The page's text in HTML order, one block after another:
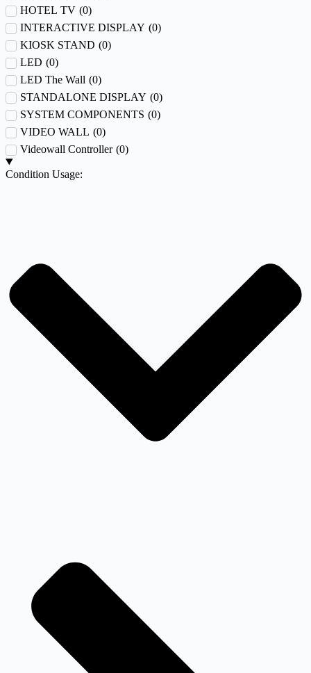
HOTEL TV (0)
INTERACTIVE DISPLAY (0)
KIOSK STAND (0)
LED (0)
LED The Wall (0)
STANDALONE DISPLAY (0)
SYSTEM COMPONENTS (0)
VIDEO WALL (0)
Videowall Controller (0)
Condition Usage: